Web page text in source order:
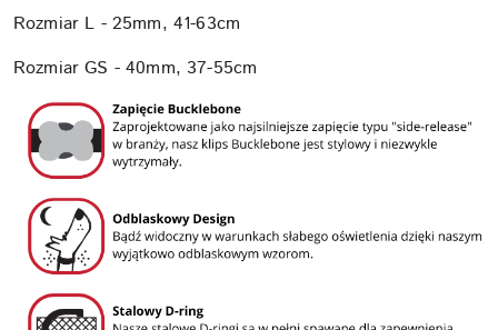
Rozmiar L - 25mm, 41-63cm
Rozmiar GS - 40mm, 37-55cm